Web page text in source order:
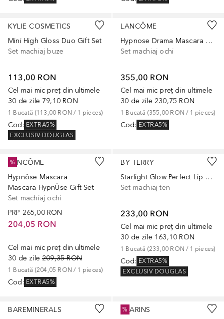
KYLIE COSMETICS
Mini High Gloss Duo Gift Set
Set machiaj buze
113,00 RON
Cel mai mic preț din ultimele
30 de zile 79,10 RON
1 Bucată (113,00 RON / 1 pieces)
Cod : EXTRA5%
EXCLUSIV DOUGLAS
LANCÔME
Hypnose Drama Mascara & Cils Booster XL Gift Set
Set machiaj ochi
355,00 RON
Cel mai mic preț din ultimele
30 de zile 230,75 RON
1 Bucată (355,00 RON / 1 pieces)
Cod : EXTRA5%
LANCÔME
Hypnôse Mascara
Mascara HypnÙse Gift Set
Set machiaj ochi
PRP 265,00 RON
204,05 RON
Cel mai mic preț din ultimele
30 de zile 209,35 RON
1 Bucată (204,05 RON / 1 pieces)
Cod : EXTRA5%
%
BY TERRY
Starlight Glow Perfect Lip Gift Set
Set machiaj ten
233,00 RON
Cel mai mic preț din ultimele
30 de zile 163,10 RON
1 Bucată (233,00 RON / 1 pieces)
Cod : EXTRA5%
EXCLUSIV DOUGLAS
BAREMINERALS
CLARINS
%